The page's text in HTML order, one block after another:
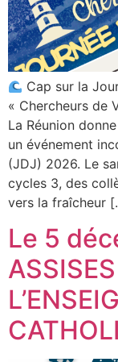
Cap sur la
« Chercheurs de
La Réunion
un événement
(JDJ) 2026. Le
cycles 3, des
vers la fraîcheur
Le 5